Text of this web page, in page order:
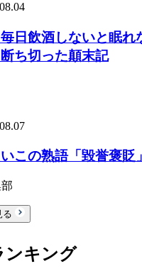
日飲酒しないと眠れ
ち切った顛末記
この熟語「毀誉褒貶」
る
ンキング